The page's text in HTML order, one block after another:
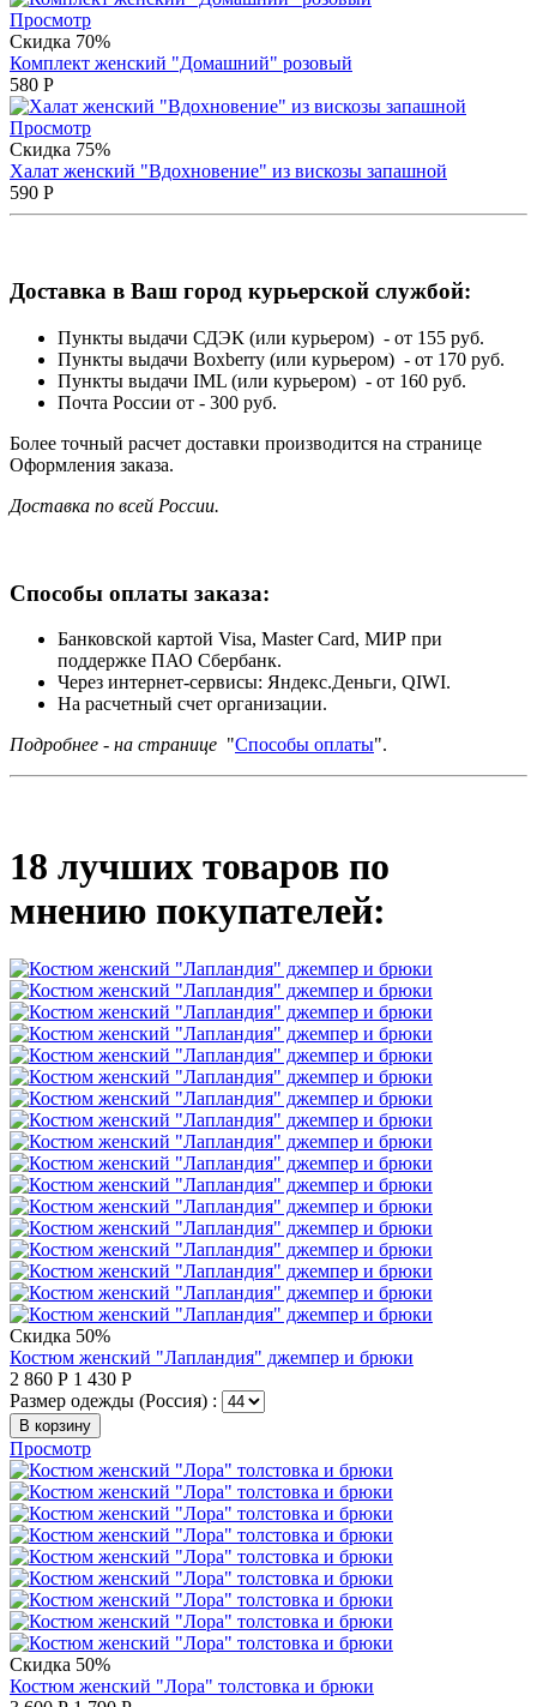
Просмотр
Скидка 70%
Комплект женский "Домашний" розовый
580 Р
Просмотр
Скидка 75%
Халат женский "Вдохновение" из вискозы запашной
590 Р
Доставка в Ваш город курьерской службой:
Пункты выдачи СДЭК (или курьером) - от 155 руб.
Пункты выдачи Boxberry (или курьером) - от 170 руб.
Пункты выдачи IML (или курьером) - от 160 руб.
Почта России от - 300 руб.
Более точный расчет доставки производится на странице
Оформления заказа.
Доставка по всей России.
Способы оплаты заказа:
Банковской картой Visa, Master Card, МИР при
поддержке ПАО Сбербанк.
Через интернет-сервисы: Яндекс.Деньги, QIWI.
На расчетный счет организации.
Подробнее - на странице "Способы оплаты".
18 лучших товаров по
мнению покупателей:
Скидка 50%
Костюм женский "Лапландия" джемпер и брюки
2 860 Р 1 430 Р
Размер одежды (Россия) :
В корзину
Просмотр
Скидка 50%
Костюм женский "Лора" толстовка и брюки